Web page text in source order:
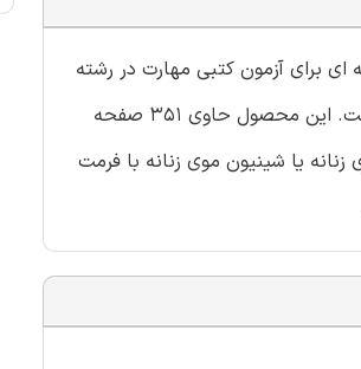
ای برای آزمون کتبی مهارت در رشته
آرایشگر موی زنانه با کد استاندارد ثبت شده ی 514220570020001 در سامانه آموزشی فنی حرفه ای نموده است. این محصول حاوی 351 صفحه
آموزش شغل آرایشگر موی زنانه یا شینیون موی زنانه با فرمت